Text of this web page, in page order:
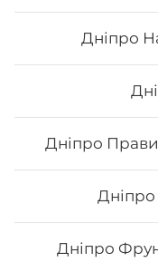
Дніпро
Дніпро
Дніпро
Дніпро
Каліфорнія
Вага: 265 г. Склад:
169₴